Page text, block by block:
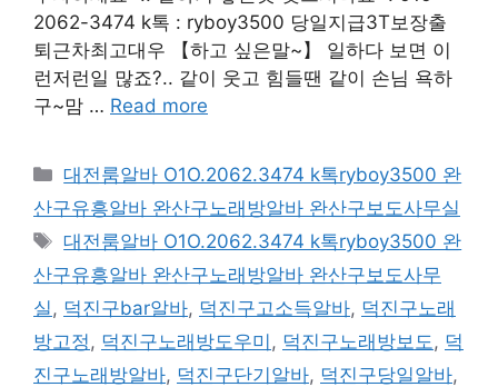
2062-3474 k톡 : ryboy3500 당일지급3T보장출
퇴근차최고대우 【하고 싶은말~】 일하다 보면 이
런저런일 많죠?.. 같이 웃고 힘들땐 같이 손님 욕하
구~맘 … Read more
카
테
리
대전룸알바 O1O.2062.3474 k톡ryboy3500 완
산구유흥알바 완산구노래방알바 완산구보도사무실
태
그
대전룸알바 O1O.2062.3474 k톡ryboy3500 완
산구유흥알바 완산구노래방알바 완산구보도사무
실, 덕진구bar알바, 덕진구고소득알바, 덕진구노래
방고정, 덕진구노래방도우미 , 덕진구노래방보도, 덕
진구노래방알바, 덕진구단기알바, 덕진구당일알바,